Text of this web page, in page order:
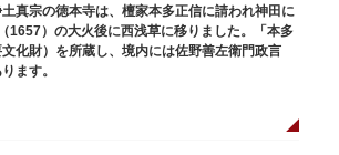
真宗の徳本寺は、檀家本多正信に請われ神田に
1657）の大火後に西浅草に移りました。「本多
化財）を所蔵し、境内には佐野善左衛門政言
ます。